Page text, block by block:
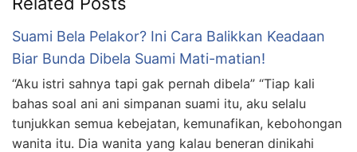
Suami Bela Pelakor? Ini Cara Balikkan Keadaan
Biar Bunda Dibela Suami Mati-matian!
“Aku istri sahnya tapi gak pernah dibela” “Tiap kali
bahas soal ani ani simpanan suami itu, aku selalu
tunjukkan semua kebejatan, kemunafikan, kebohongan
wanita itu. Dia wanita yang kalau beneran dinikahi